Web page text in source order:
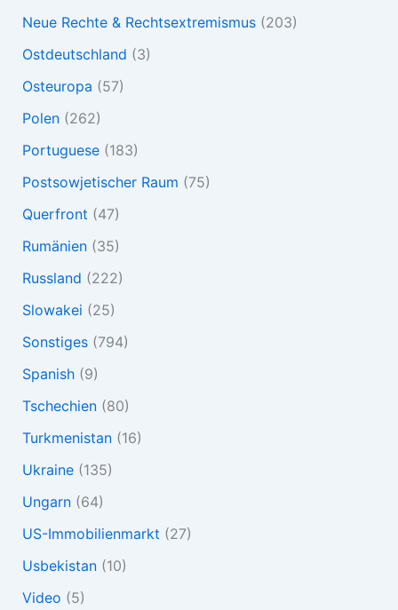
Neue Rechte & Rechtsextremismus(203)
Ostdeutschland (3)
Osteuropa (57)
Polen(262)
Portuguese(183)
Postsowjetischer Raum (75)
Querfront (47)
Rumänien(35)
Russland (222)
Slowakei (25)
Sonstiges(794)
Spanish(9)
Tschechien(80)
Turkmenistan(16)
Ukraine(135)
Ungarn(64)
US-Immobilienmarkt (27)
Usbekistan(10)
Video (5)